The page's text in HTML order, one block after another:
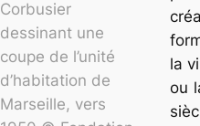
Corbusier
dessinant une
coupe de l’unité
d’habitation de
Marseille, vers
la
ou